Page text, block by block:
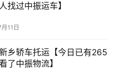
找过中振运车】
11日
乡轿车托运【今日已有265
了中振物流】